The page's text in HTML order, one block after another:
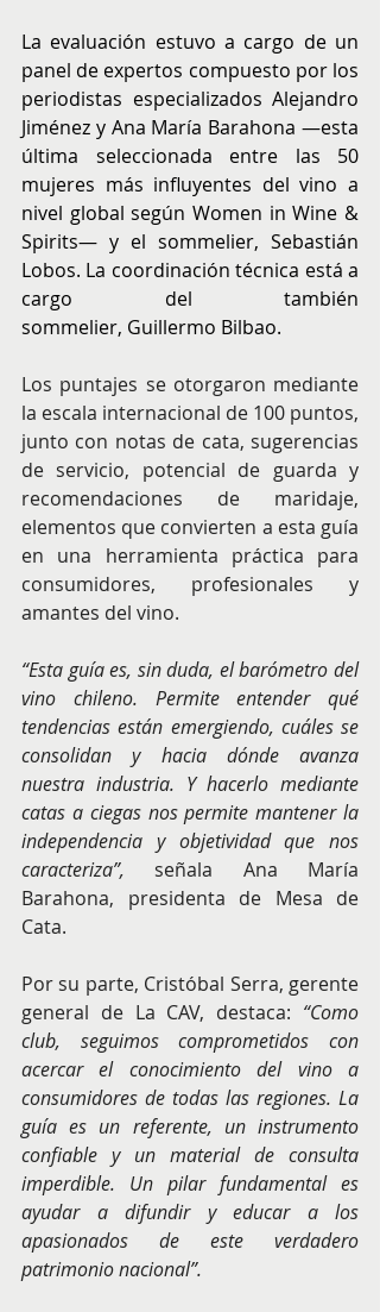
La evaluación estuvo a cargo de un
panel de expertos compuesto por los
periodistas especializados Alejandro
Jiménez y Ana María Barahona —esta
última seleccionada entre las 50
mujeres más influyentes del vino a
nivel global según Women in Wine &
Spirits— y el sommelier, Sebastián
Lobos. La coordinación técnica está a
cargo del también
sommelier, Guillermo Bilbao.
Los puntajes se otorgaron mediante
la escala internacional de 100 puntos,
junto con notas de cata, sugerencias
de servicio, potencial de guarda y
recomendaciones de maridaje,
elementos que convierten a esta guía
en una herramienta práctica para
consumidores, profesionales y
amantes del vino.
“Esta guía es, sin duda, el barómetro del
vino chileno. Permite entender qué
tendencias están emergiendo, cuáles se
consolidan y hacia dónde avanza
nuestra industria. Y hacerlo mediante
catas a ciegas nos permite mantener la
independencia y objetividad que nos
caracteriza”, señala Ana María
Barahona, presidenta de Mesa de
Cata.
Por su parte, Cristóbal Serra, gerente
general de La CAV, destaca: “Como
club, seguimos comprometidos con
acercar el conocimiento del vino a
consumidores de todas las regiones. La
guía es un referente, un instrumento
confiable y un material de consulta
imperdible. Un pilar fundamental es
ayudar a difundir y educar a los
apasionados de este verdadero
patrimonio nacional”.